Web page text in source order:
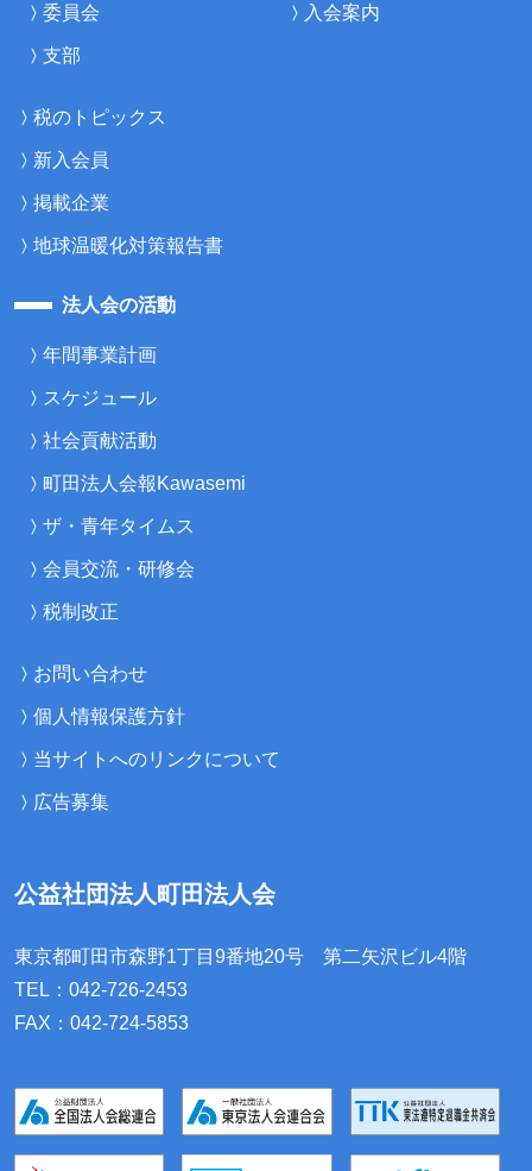
委員会
支部
入会案内
税のトピックス
新入会員
掲載企業
地球温暖化対策報告書
法人会の活動
年間事業計画
スケジュール
社会貢献活動
町田法人会報Kawasemi
ザ・青年タイムス
会員交流・研修会
税制改正
お問い合わせ
個人情報保護方針
当サイトへのリンクについて
広告募集
公益社団法人町田法人会
東京都町田市森野1丁目9番地20号 第二矢沢ビル4階
TEL：042-726-2453
FAX：042-724-5853